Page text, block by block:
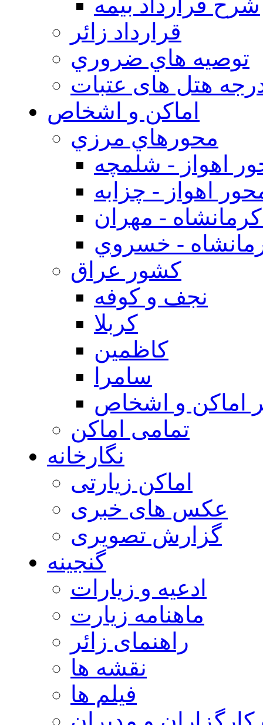
قرارداد زائر
توصيه هاي ضروري
هتل های عتبات
اماکن و اشخاص
محورهاي مرزي
اهواز - شلمچه
اهواز - چزابه
- مهران
- خسروي
كشور عراق
نجف و كوفه
كربلا
كاظمين
سامرا
اماكن و اشخاص
تمامی اماکن
نگارخانه
اماکن زیارتی
عکس های خبری
گزارش تصویری
گنجینه
ادعیه و زیارات
ماهنامه زیارت
راهنمای زائر
نقشه ها
فیلم ها